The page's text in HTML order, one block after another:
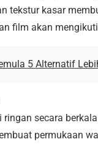
tekstur kasar
film akan
5 Alternatif
secara berkala
permukaan